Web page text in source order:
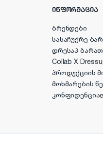
ᲘᲜᲤᲝᲠᲛᲐᲪᲘᲐ
ბრენდები
სასაჩუქრე
დრესაპ
Collab X
პროდუქციის
მოხმარების